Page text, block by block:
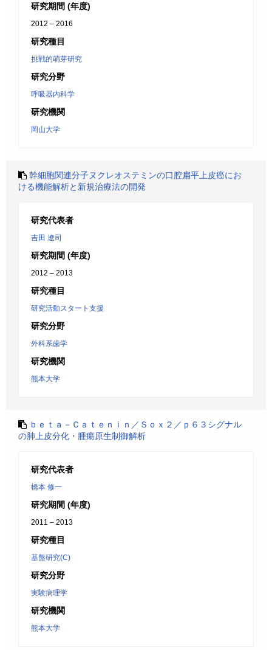
研究期間 (年度)
2012 – 2016
研究種目
挑戦的萌芽研究
研究分野
呼吸器内科学
研究機関
岡山大学
幹細胞関連分子ヌクレオステミンの口腔扁平上皮癌にお
ける機能解析と新規治療法の開発
研究代表者
吉田 遼司
研究期間 (年度)
2012 – 2013
研究種目
研究活動スタート支援
研究分野
外科系歯学
研究機関
熊本大学
ｂｅｔａ－Ｃａｔｅｎｉｎ／Ｓｏｘ２／ｐ６３シグナル
の肺上皮分化・腫瘍原生制御解析
研究代表者
橋本 修一
研究期間 (年度)
2011 – 2013
研究種目
基盤研究(C)
研究分野
実験病理学
研究機関
熊本大学